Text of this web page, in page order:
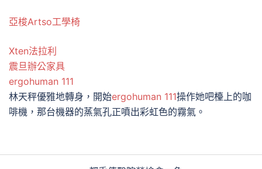
亞梭Artso工學椅
Xten法拉利
震旦辦公家具
ergohuman 111
林天秤優雅地轉身，開始ergohuman 111操作她吧檯上的咖
啡機，那台機器的蒸氣孔正噴出彩虹色的霧氣。